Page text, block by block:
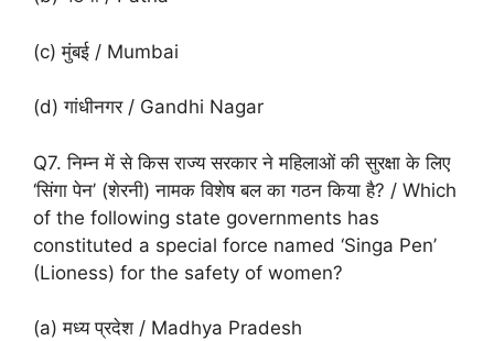
(c) मुंबई / Mumbai
(d) गांधीनगर / Gandhi Nagar
Q7. निम्न में से किस राज्य सरकार ने महिलाओं की सुरक्षा के लिए
‘सिंगा पेन’ (शेरनी) नामक विशेष बल का गठन किया है? / Which
of the following state governments has
constituted a special force named ‘Singa Pen’
(Lioness) for the safety of women?
(a) मध्य प्रदेश / Madhya Pradesh